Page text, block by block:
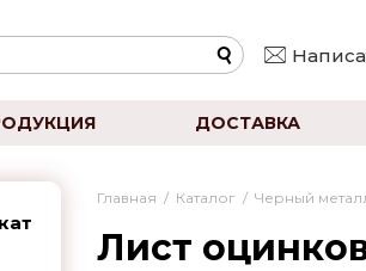
ДОСТАВКА
Главная / Каталог / Черный
Лист